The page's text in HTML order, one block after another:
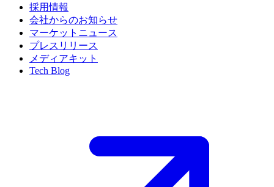
採用情報
会社からのお知らせ
マーケットニュース
プレスリリース
メディアキット
Tech Blog